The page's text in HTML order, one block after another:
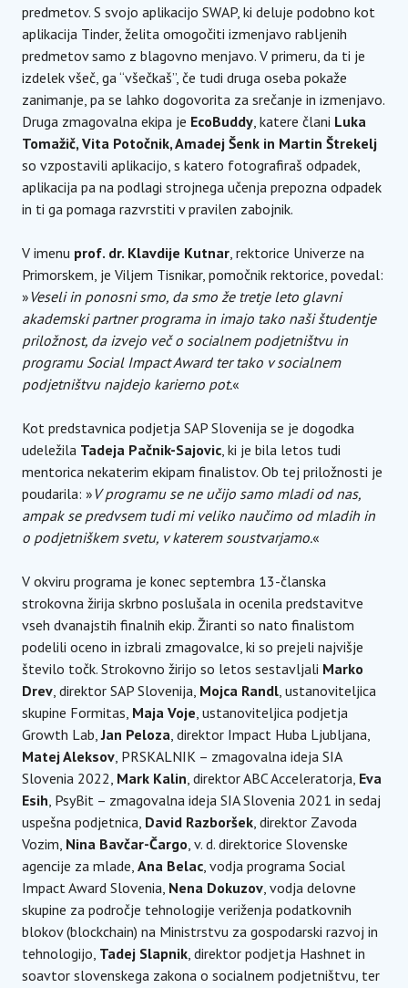
predmetov. S svojo aplikacijo SWAP, ki deluje podobno kot
aplikacija Tinder, želita omogočiti izmenjavo rabljenih
predmetov samo z blagovno menjavo. V primeru, da ti je
izdelek všeč, ga “všečkaš”, če tudi druga oseba pokaže
zanimanje, pa se lahko dogovorita za srečanje in izmenjavo.
Druga zmagovalna ekipa je EcoBuddy, katere člani Luka
Tomažič, Vita Potočnik, Amadej Šenk in Martin Štrekelj
so vzpostavili aplikacijo, s katero fotografiraš odpadek,
aplikacija pa na podlagi strojnega učenja prepozna odpadek
in ti ga pomaga razvrstiti v pravilen zabojnik.
V imenu prof. dr. Klavdije Kutnar, rektorice Univerze na
Primorskem, je Viljem Tisnikar, pomočnik rektorice, povedal:
»Veseli in ponosni smo, da smo že tretje leto glavni
akademski partner programa in imajo tako naši študentje
priložnost, da izvejo več o socialnem podjetništvu in
programu Social Impact Award ter tako v socialnem
podjetništvu najdejo karierno pot.«
Kot predstavnica podjetja SAP Slovenija se je dogodka
udeležila Tadeja Pačnik-Sajovic, ki je bila letos tudi
mentorica nekaterim ekipam finalistov. Ob tej priložnosti je
poudarila: »V programu se ne učijo samo mladi od nas,
ampak se predvsem tudi mi veliko naučimo od mladih in
o podjetniškem svetu, v katerem soustvarjamo.«
V okviru programa je konec septembra 13-članska
strokovna žirija skrbno poslušala in ocenila predstavitve
vseh dvanajstih finalnih ekip. Žiranti so nato finalistom
podelili oceno in izbrali zmagovalce, ki so prejeli najvišje
število točk. Strokovno žirijo so letos sestavljali Marko
Drev, direktor SAP Slovenija, Mojca Randl, ustanoviteljica
skupine Formitas, Maja Voje, ustanoviteljica podjetja
Growth Lab,Jan Peloza, direktor Impact Huba Ljubljana,
Matej Aleksov, PRSKALNIK – zmagovalna ideja SIA
Slovenia 2022, Mark Kalin, direktor ABC Acceleratorja, Eva
Esih, PsyBit – zmagovalna ideja SIA Slovenia 2021 in sedaj
uspešna podjetnica, David Razboršek, direktor Zavoda
Vozim, Nina Bavčar-Čargo, v. d. direktorice Slovenske
agencije za mlade, Ana Belac, vodja programa Social
Impact Award Slovenia, Nena Dokuzov, vodja delovne
skupine za področje tehnologije veriženja podatkovnih
blokov (blockchain) na Ministrstvu za gospodarski razvoj in
tehnologijo, Tadej Slapnik, direktor podjetja Hashnet in
soavtor slovenskega zakona o socialnem podjetništvu, ter